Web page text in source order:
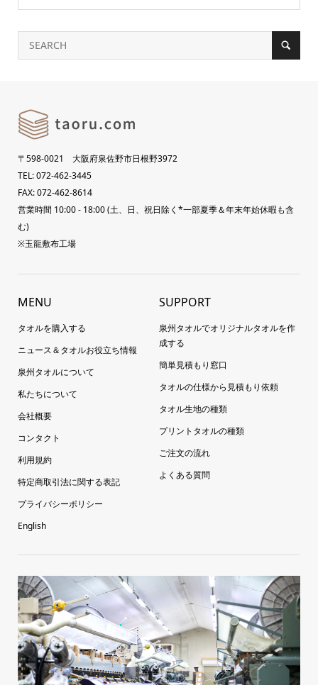
〒598-0021 大阪府泉佐野市日根野3972
TEL: 072-462-3445
FAX: 072-462-8614
営業時間 10:00 - 18:00 (土、日、祝日除く*一部夏季＆年末年始休暇も含
む)
※玉龍敷布工場
MENU
タオルを購入する
ニュース＆タオルお役立ち情報
泉州タオルについて
私たちについて
会社概要
コンタクト
利用規約
特定商取引法に関する表記
プライバシーポリシー
English
SUPPORT
泉州タオルでオリジナルタオルを作
成する
簡単見積もり窓口
タオルの仕様から見積もり依頼
タオル生地の種類
プリントタオルの種類
ご注文の流れ
よくある質問